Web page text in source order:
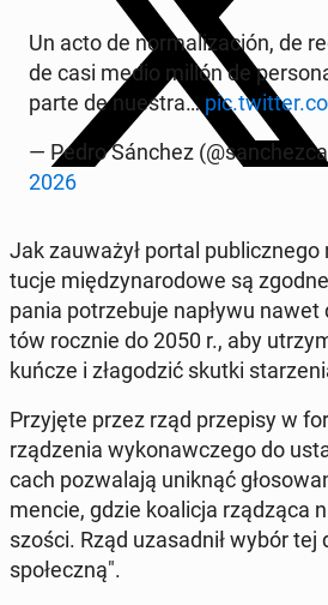
Un acto de nor­ma­li­za­ción, de
de casi medio millón de
parte de nuestra…
— Pedro Sánchez
2026
Jak za­uwa­żył portal
tu­cje mię­dzy­na­ro­do­we są
pa­nia po­trze­bu­je napływu
tów rocznie do 2050 r., aby
kuń­cze i zła­go­dzić skutki
Przy­ję­te przez rząd prze­pi­sy w
rzą­dze­nia wy­ko­naw­cze­go do
cach po­zwa­la­ją uniknąć
men­cie, gdzie ko­ali­cja rzą­dzą­ca
szo­ści. Rząd uza­sad­nił wybór
spo­łecz­ną".